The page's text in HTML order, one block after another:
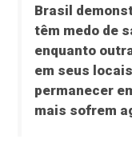
Brasil
têm medo de
enquanto
em seus
permanecer
mais sofrem